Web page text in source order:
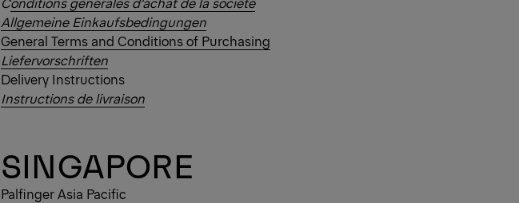
Allgemeine Einkaufsbedingungen
General Terms and Conditions of Purchasing
Liefervorschriften
Delivery Instructions
Instructions de livraison
SINGAPORE
Palfinger Asia Pacific